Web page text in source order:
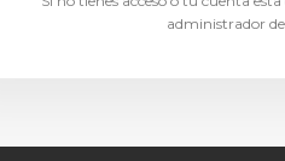
administrador